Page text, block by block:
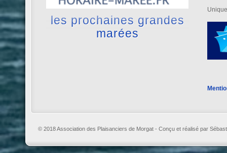
les prochaines grandes
marées
© 2018 Association des Plaisanciers de Morgat - Conçu et réalisé par